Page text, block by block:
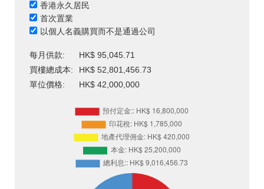
香港永久居民
首次置業
以個人名義購買而不是通過公司
每月供款:
HK$ 95,045.71
買樓總成本:
HK$ 52,801,456.73
單位價格:
HK$ 42,000,000